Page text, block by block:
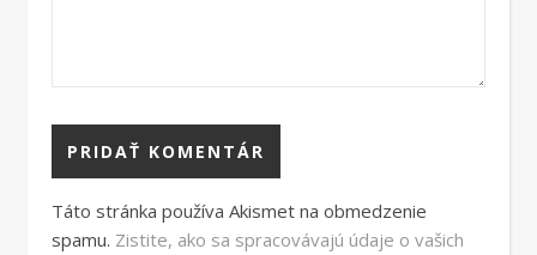
Táto stránka používa Akismet na obmedzenie
spamu. Zistite, ako sa spracovávajú údaje o vašich